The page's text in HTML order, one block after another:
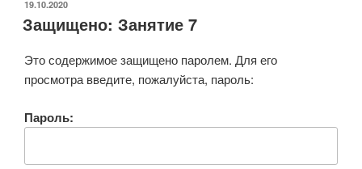
ОПУБЛИКОВАНО
19.10.2020
Защищено: Занятие 7
Это содержимое защищено паролем. Для его
просмотра введите, пожалуйста, пароль:
Пароль: